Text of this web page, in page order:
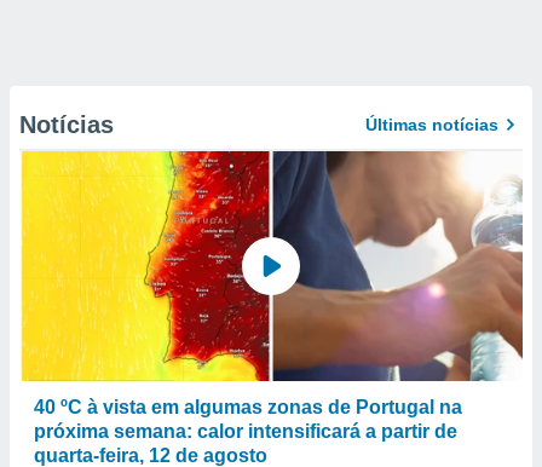
Notícias Últimas notícias
40 ºC à vista em algumas zonas de Portugal na
próxima semana: calor intensificará a partir de
quarta-feira, 12 de agosto